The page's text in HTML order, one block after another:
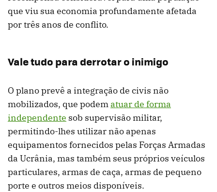
que viu sua economia profundamente afetada
por três anos de conflito.
Vale tudo para derrotar o inimigo
O plano prevê a integração de civis não
mobilizados, que podem atuar de forma
independente sob supervisão militar,
permitindo-lhes utilizar não apenas
equipamentos fornecidos pelas Forças Armadas
da Ucrânia, mas também seus próprios veículos
particulares, armas de caça, armas de pequeno
porte e outros meios disponíveis.